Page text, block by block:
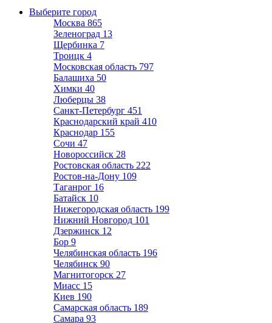
Выберите город
Москва 865
Зеленоград 13
Щербинка 7
Троицк 4
Московская область 797
Балашиха 50
Химки 40
Люберцы 38
Санкт-Петербург 451
Краснодарский край 410
Краснодар 155
Сочи 47
Новороссийск 28
Ростовская область 222
Ростов-на-Дону 109
Таганрог 16
Батайск 10
Нижегородская область 199
Нижний Новгород 101
Дзержинск 12
Бор 9
Челябинская область 196
Челябинск 90
Магнитогорск 27
Миасс 15
Киев 190
Самарская область 189
Самара 93